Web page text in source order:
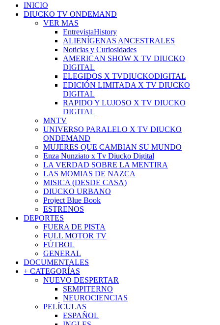
INICIO
DIUCKO TV ONDEMAND
VER MAS
EntrevistaHistory
ALIENÍGENAS ANCESTRALES
Noticias y Curiosidades
AMERICAN SHOW X TV DIUCKO
DIGITAL
ELEGIDOS X TVDIUCKODIGITAL
EDICIÓN LIMITADA X TV DIUCKO
DIGITAL
RAPIDO Y LUJOSO X TV DIUCKO
DIGITAL
MNTV
UNIVERSO PARALELO X TV DIUCKO
ONDEMAND
MUJERES QUE CAMBIAN SU MUNDO
Enza Nunziato x Tv Diucko Digital
LA VERDAD SOBRE LA MENTIRA
LAS MOMIAS DE NAZCA
MISICA (DESDE CASA)
DIUCKO URBANO
Project Blue Book
ESTRENOS
DEPORTES
FUERA DE PISTA
FULL MOTOR TV
FÚTBOL
GENERAL
DOCUMENTALES
+ CATEGORÍAS
NUEVO DESPERTAR
SEMPITERNO
NEUROCIENCIAS
PELÍCULAS
ESPAÑOL